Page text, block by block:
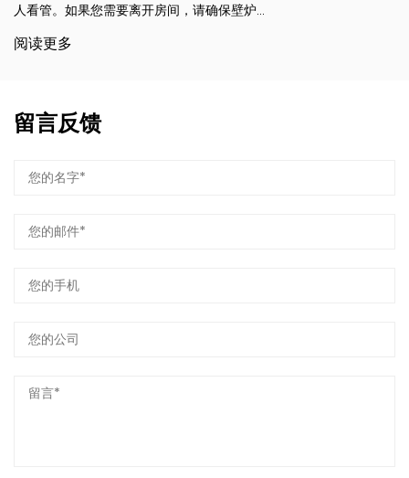
人看管。如果您需要离开房间，请确保壁炉...
阅读更多
留言反馈